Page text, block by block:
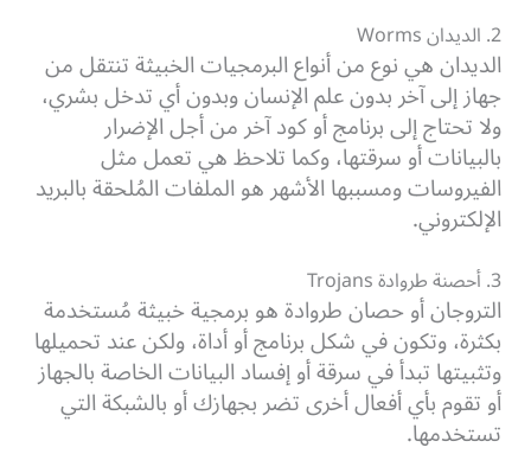
2. الديدان Worms
الديدان هي نوع من أنواع البرمجيات الخبيثة تنتقل من
جهاز إلى آخر بدون علم الإنسان وبدون أي تدخل بشري،
ولا تحتاج إلى برنامج أو كود آخر من أجل الإضرار
بالبيانات أو سرقتها، وكما تلاحظ هي تعمل مثل
الفيروسات ومسببها الأشهر هو الملفات المُلحقة بالبريد
الإلكتروني.
3. أحصنة طروادة Trojans
التروجان أو حصان طروادة هو برمجية خبيثة مُستخدمة
بكثرة، وتكون في شكل برنامج أو أداة، ولكن عند تحميلها
وتثبيتها تبدأ في سرقة أو إفساد البيانات الخاصة بالجهاز
أو تقوم بأي أفعال أخرى تضر بجهازك أو بالشبكة التي
تستخدمها.